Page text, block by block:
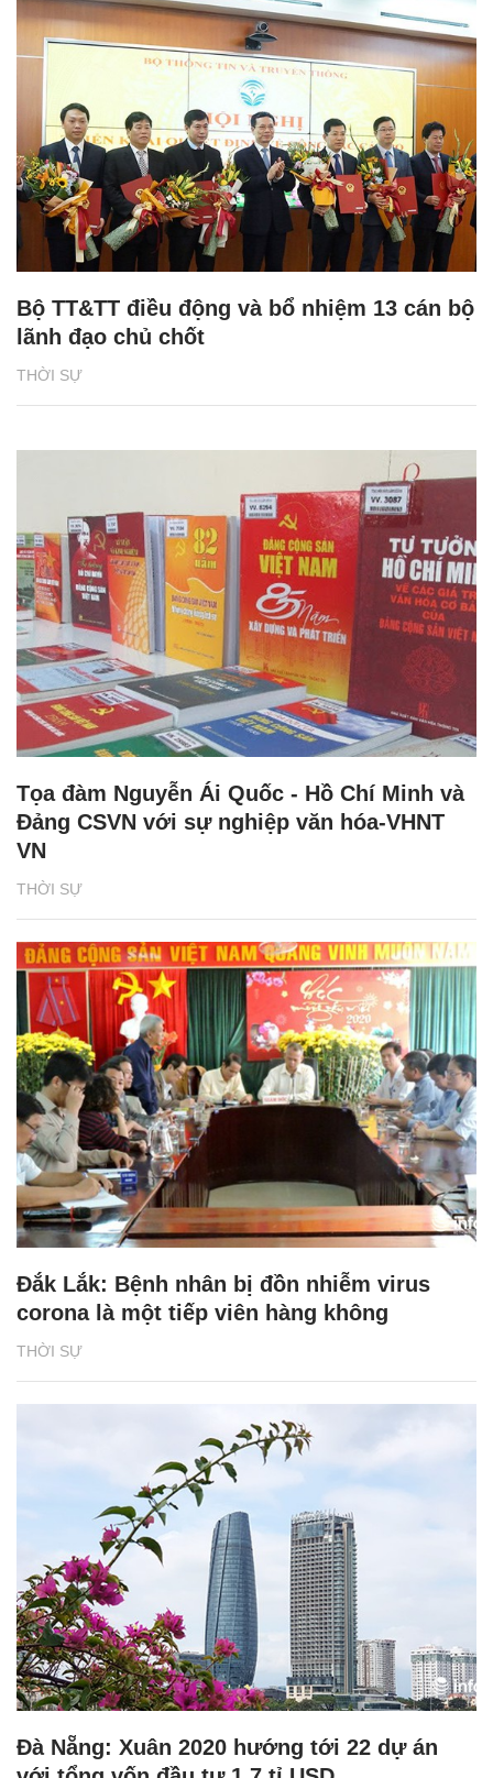
THỜI SỰ
Bộ TT&TT điều động và bổ nhiệm 13 cán bộ
lãnh đạo chủ chốt
THỜI SỰ
Tọa đàm Nguyễn Ái Quốc - Hồ Chí Minh và
Đảng CSVN với sự nghiệp văn hóa-VHNT
VN
THỜI SỰ
Đắk Lắk: Bệnh nhân bị đồn nhiễm virus
corona là một tiếp viên hàng không
Đà Nẵng: Xuân 2020 hướng tới 22 dự án